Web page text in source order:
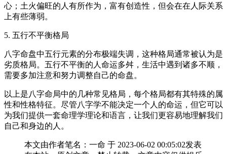
心；土火偏旺的人有所作为，富有创造性，但会在在人际关系
上有些薄弱。
5. 五行不平衡格局
八字命盘中五行元素的分布极端失调，这种格局通常被认为是
劣质格局。五行不平衡的人命运多舛，生活中遇到诸多不顺，
需要多加注意和努力调整自己的命盘。
以上是八字命局中的几种常见格局，每个格局都有其特殊的属
性和性格特征。尽管八字学不能决定一个人的命运，但它可以
为我们提供一套命理学理论和语言，让我们更容易地理解我们
自己和身边的人。
本文由作者笔名：一命 于 2023-06-02 00:05:02发表